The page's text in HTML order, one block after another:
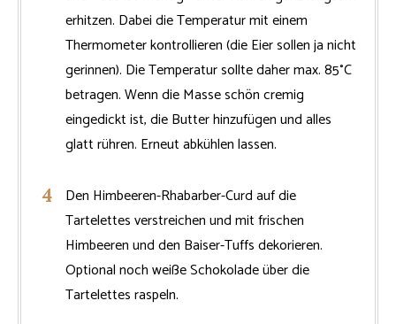
erhitzen. Dabei die Temperatur mit einem
Thermometer kontrollieren (die Eier sollen ja nicht
gerinnen). Die Temperatur sollte daher max. 85°C
betragen. Wenn die Masse schön cremig
eingedickt ist, die Butter hinzufügen und alles
glatt rühren. Erneut abkühlen lassen.
Den Himbeeren-Rhabarber-Curd auf die
Tartelettes verstreichen und mit frischen
Himbeeren und den Baiser-Tuffs dekorieren.
Optional noch weiße Schokolade über die
Tartelettes raspeln.